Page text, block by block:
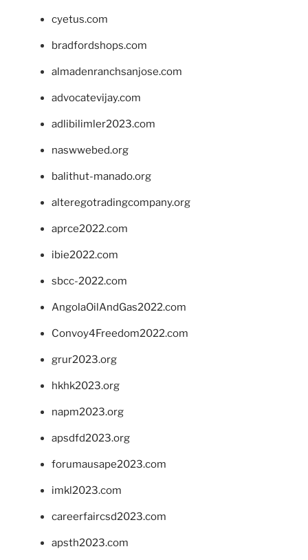
cyetus.com
bradfordshops.com
almadenranchsanjose.com
advocatevijay.com
adlibilimler2023.com
naswwebed.org
balithut-manado.org
alteregotradingcompany.org
aprce2022.com
ibie2022.com
sbcc-2022.com
AngolaOilAndGas2022.com
Convoy4Freedom2022.com
grur2023.org
hkhk2023.org
napm2023.org
apsdfd2023.org
forumausape2023.com
imkl2023.com
careerfaircsd2023.com
apsth2023.com